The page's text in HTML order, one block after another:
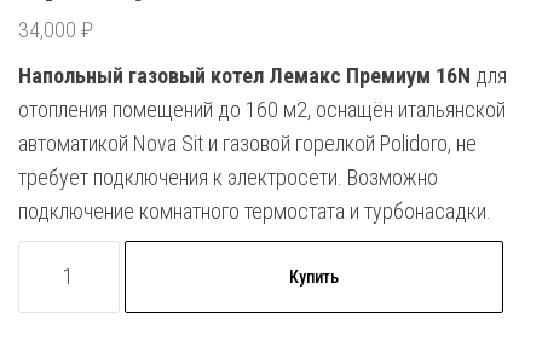
34,000 ₽
Напольный газовый котел Лемакс Премиум 16N для
отопления помещений до 160 м2, оснащён итальянской
автоматикой Nova Sit и газовой горелкой Polidoro, не
требует подключения к электросети. Возможно
подключение комнатного термостата и турбонасадки.
товара
Купить